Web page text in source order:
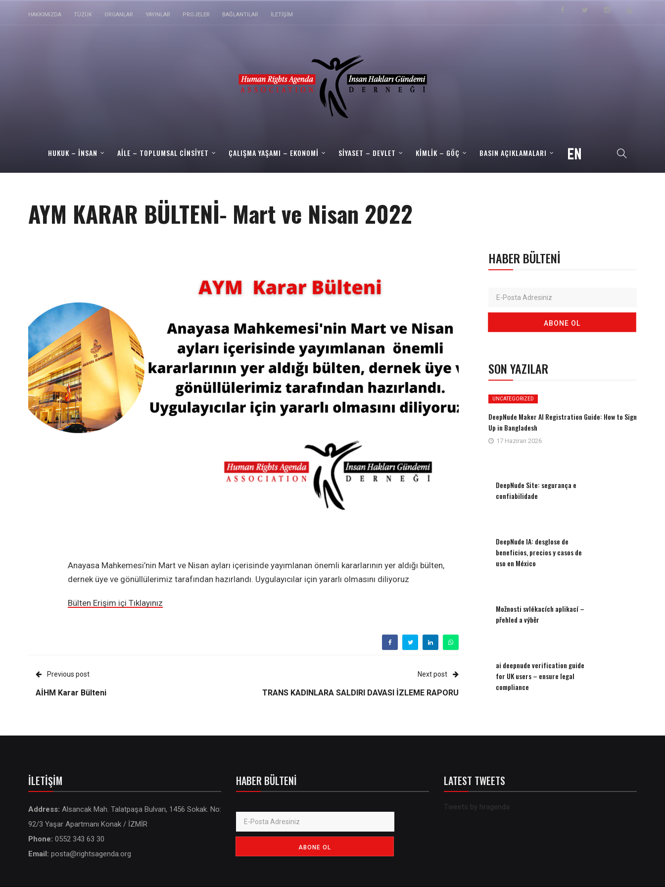
HAKKIMIZDA TÜZÜK ORGANLAR YAYINLAR PROJELER BAĞLANTILAR İLETIŞIM
HUKUK – İNSAN AILE – TOPLUMSAL CINSIYET ÇALIŞMA YAŞAMI – EKONOMI SIYASET – DEVLET KIMLIK – GÖÇ BASIN AÇIKLAMALARI
AYM KARAR BÜLTENİ- Mart ve Nisan 2022
Anayasa Mahkemesi’nin Mart ve Nisan ayları içerisinde yayımlanan önemli kararlarının yer aldığı bülten,
dernek üye ve gönüllülerimiz tarafından hazırlandı. Uygulayıcılar için yararlı olmasını diliyoruz
Bülten Erişim içi Tıklayınız
Previous post
AİHM Karar Bülteni
Next post
TRANS KADINLARA SALDIRI DAVASI İZLEME RAPORU
HABER BÜLTENI
SON YAZILAR
UNCATEGORIZED
DeepNude Maker AI Registration Guide: How to Sign
Up in Bangladesh
17 Haziran 2026
DeepNude Site: segurança e
confiabilidade
DeepNude IA: desglose de
beneficios, precios y casos de
uso en México
Možnosti svlékacích aplikací –
přehled a výběr
ai deepnude verification guide
for UK users – ensure legal
compliance
İLETIŞIM
Address: Alsancak Mah. Talatpaşa Bulvarı, 1456 Sokak. No:
92/3 Yaşar Apartmanı Konak / İZMİR
Phone: 0552 343 63 30
Email: posta@rightsagenda.org
HABER BÜLTENI LATEST TWEETS
Tweets by hragenda